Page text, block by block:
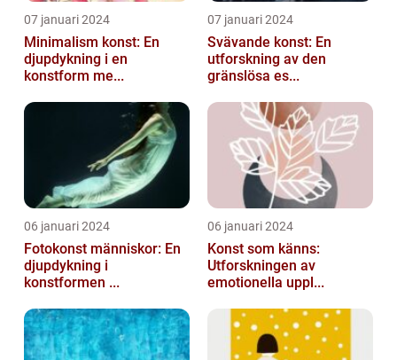
07 januari 2024
Minimalism konst: En
djupdykning i en
konstform me...
07 januari 2024
Svävande konst: En
utforskning av den
gränslösa es...
06 januari 2024
Fotokonst människor: En
djupdykning i
konstformen ...
06 januari 2024
Konst som känns:
Utforskningen av
emotionella uppl...